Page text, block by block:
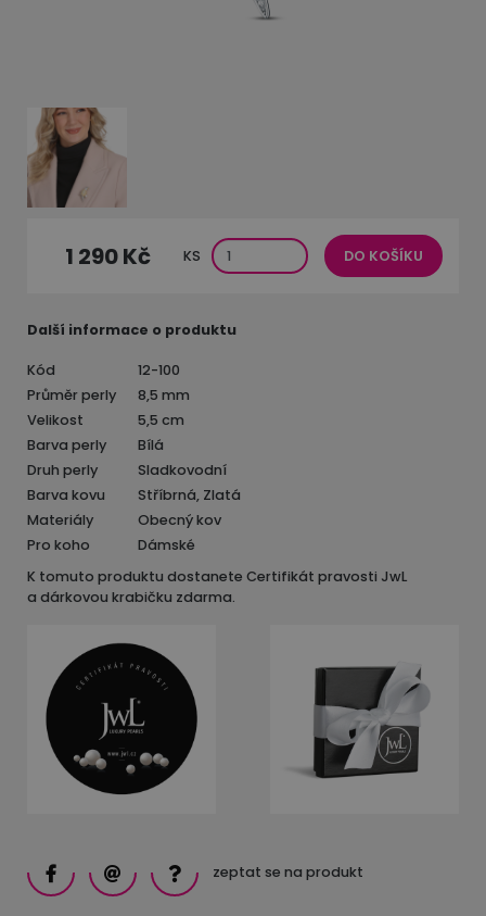
1 290 Kč KS DO KOŠÍKU
Další informace o produktu
Kód
12-100
Průměr perly
8,5 mm
Velikost
5,5 cm
Barva perly
Bílá
Druh perly
Sladkovodní
Barva kovu
Stříbrná, Zlatá
Materiály
Obecný kov
Pro koho
Dámské
K tomuto produktu dostanete Certifikát pravosti JwL
a dárkovou krabičku zdarma.
zeptat se na produkt